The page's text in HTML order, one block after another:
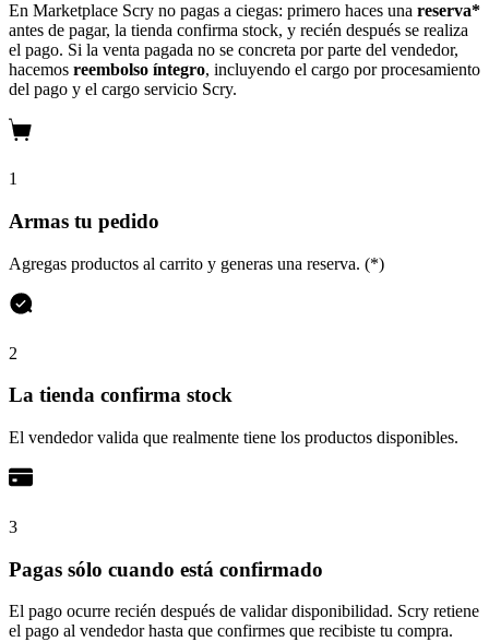
En Marketplace Scry no pagas a ciegas: primero haces una reserva*
antes de pagar, la tienda confirma stock, y recién después se realiza
el pago. Si la venta pagada no se concreta por parte del vendedor,
hacemos reembolso íntegro, incluyendo el cargo por procesamiento
del pago y el cargo servicio Scry.
1
Armas tu pedido
Agregas productos al carrito y generas una reserva. (*)
2
La tienda confirma stock
El vendedor valida que realmente tiene los productos disponibles.
3
Pagas sólo cuando está confirmado
El pago ocurre recién después de validar disponibilidad. Scry retiene
el pago al vendedor hasta que confirmes que recibiste tu compra.